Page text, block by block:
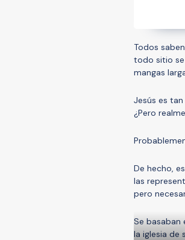
Todos
todo sitio se
mangas
Jesús es
¿Pero
De hecho,
las
pero
Se basaban
la iglesia de